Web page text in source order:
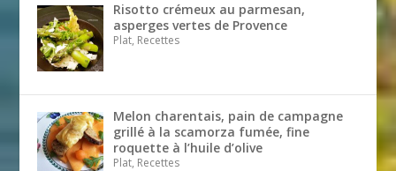
Risotto crémeux au parmesan,
asperges vertes de Provence
Plat, Recettes
Melon charentais, pain de campagne
grillé à la scamorza fumée, fine
roquette à l’huile d’olive
Plat, Recettes